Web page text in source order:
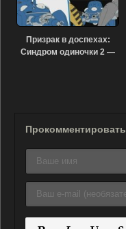
Призрак в доспехах:
Синдром одиночки 2 —
Прокомментировать